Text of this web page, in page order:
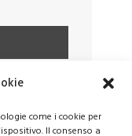
come i cookie per
Il consenso a